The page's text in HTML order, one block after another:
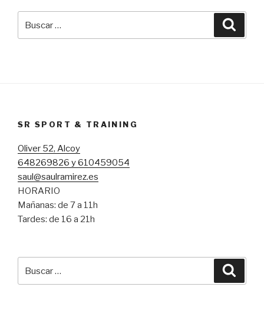
SR SPORT & TRAINING
Oliver 52, Alcoy
648269826 y 610459054
saul@saulramirez.es
HORARIO
Mañanas: de 7 a 11h
Tardes: de 16 a 21h